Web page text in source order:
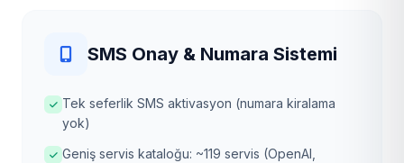
SMS Onay & Numara Sistemi
Tek seferlik SMS aktivasyon (numara kiralama
yok)
Geniş servis kataloğu: ~119 servis (OpenAI,